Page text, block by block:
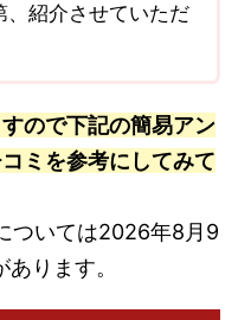
、紹介させていただ
ので下記の簡易アン
ミを参考にしてみて
ついては2026年8月9
ります。